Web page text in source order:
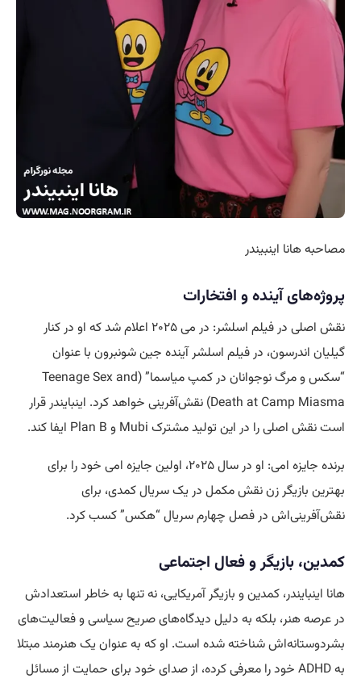
مصاحبه هانا اینبیندر
پروژه‌های آینده و افتخارات
نقش اصلی در فیلم اسلشر: در می ۲۰۲۵ اعلام شد که او در کنار
گیلیان اندرسون، در فیلم اسلشر آینده جین شونبرون با عنوان
“سکس و مرگ نوجوانان در کمپ میاسما” (Teenage Sex and
Death at Camp Miasma) نقش‌آفرینی خواهد کرد. اینبایندر قرار
است نقش اصلی را در این تولید مشترک Mubi و Plan B ایفا کند.
برنده جایزه امی: او در سال ۲۰۲۵، اولین جایزه امی خود را برای
بهترین بازیگر زن نقش مکمل در یک سریال کمدی، برای
نقش‌آفرینی‌اش در فصل چهارم سریال “هکس” کسب کرد.
کمدین، بازیگر و فعال اجتماعی
هانا اینبایندر، کمدین و بازیگر آمریکایی، نه تنها به خاطر استعدادش
در عرصه هنر، بلکه به دلیل دیدگاه‌های صریح سیاسی و فعالیت‌های
بشردوستانه‌اش شناخته شده است. او که به عنوان یک هنرمند مبتلا
به ADHD خود را معرفی کرده، از صدای خود برای حمایت از مسائل